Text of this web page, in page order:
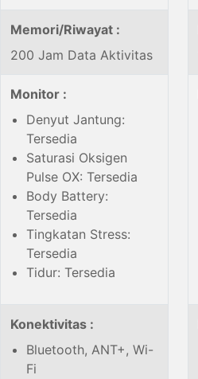
Memori/Riwayat :
200 Jam Data Aktivitas
Monitor :
Denyut Jantung:
Tersedia
Saturasi Oksigen
Pulse OX: Tersedia
Body Battery:
Tersedia
Tingkatan Stress:
Tersedia
Tidur: Tersedia
Konektivitas :
Bluetooth, ANT+, Wi-
Fi